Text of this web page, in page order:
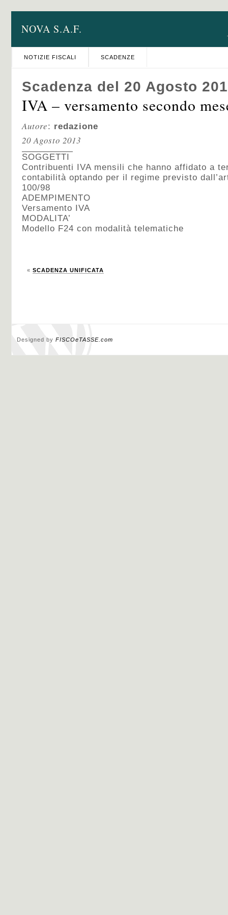
NOVA S.A.F.
NOTIZIE FISCALI SCADENZE
Scadenza del 20 Agosto
IVA – versamento secondo
Autore: redazione
20 Agosto 2013
SOGGETTI
Contribuenti IVA mensili che hanno affidato a
contabilità optando per il regime previsto
100/98
ADEMPIMENTO
Versamento IVA
MODALITA’
Modello F24 con modalità telematiche
« SCADENZA UNIFICATA
Designed by FISCOeTASSE.com